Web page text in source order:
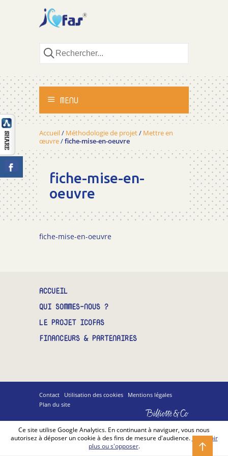
MENU
ACCUEIL
ACTIVITÉS
MÉTHODOLOGIE
TÉMOIGNAGES
CONTACT
Accueil/ Méthodologie de projet/ Mettre en
œuvre/fiche-mise-en-oeuvre
fiche-mise-en-
oeuvre
fiche-mise-en-oeuvre
ACCUEIL
QUI SOMMES-NOUS ?
LE PROJET ICOFAS
FINANCEURS & PARTENAIRES
Contact Utilisation des cookies
Mentions légales
Plan du site
Billiotte
&
Co
Ce site utilise Google Analytics. En continuant à naviguer, vous nous
autorisez à déposer un cookie à des fins de mesure d'audience. En savoir
plus ou s'opposer.